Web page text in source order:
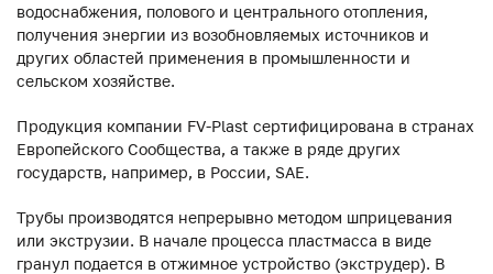
водоснабжения, полового и центрального отопления,
получения энергии из возобновляемых источников и
других областей применения в промышленности и
сельском хозяйстве.
Продукция компании FV-Plast сертифицирована в странах
Европейского Сообщества, а также в ряде других
государств, например, в России, SAE.
Трубы производятся непрерывно методом шприцевания
или экструзии. В начале процесса пластмасса в виде
гранул подается в отжимное устройство (экструдер). В